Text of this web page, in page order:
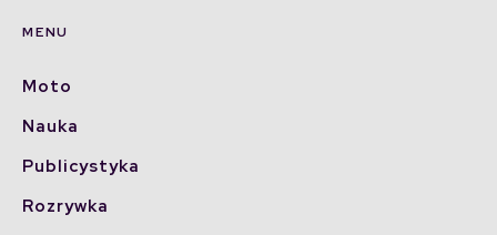
MENU
Moto
Nauka
Publicystyka
Rozrywka